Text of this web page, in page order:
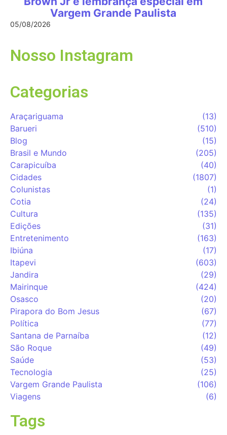
Vargem Grande Paulista
05/08/2026
Nosso Instagram
Categorias
Araçariguama
(13)
Barueri
(510)
Blog
(15)
Brasil e Mundo
(205)
Carapicuíba
(40)
Cidades
(1807)
Colunistas
(1)
Cotia
(24)
Cultura
(135)
Edições
(31)
Entretenimento
(163)
Ibiúna
(17)
Itapevi
(603)
Jandira
(29)
Mairinque
(424)
Osasco
(20)
Pirapora do Bom Jesus
(67)
Política
(77)
Santana de Parnaíba
(12)
São Roque
(49)
Saúde
(53)
Tecnologia
(25)
Vargem Grande Paulista
(106)
Viagens
(6)
Tags